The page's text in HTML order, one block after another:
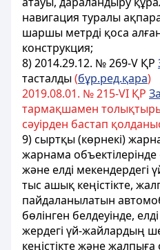
навигация туралы
шаршы метрді қоса
конструкция;
8) 2014.29.12. № 269-V ҚР
тасталды(бұр.ред.қара)
2019.08.01. № 215-VІ ҚР
тармақшамен
сәуірден бастап
9) сыртқы (көрнекі)
жарнама
және елді мекендердегі
тыс ашық кеңістікте,
пайдаланылатын
бөлінген белдеуінде,
жердегі үй-жайлардың
кеңістікте және